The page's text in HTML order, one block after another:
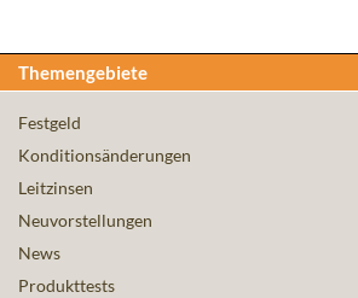
Themengebiete
Festgeld
Konditionsänderungen
Leitzinsen
Neuvorstellungen
News
Produkttests